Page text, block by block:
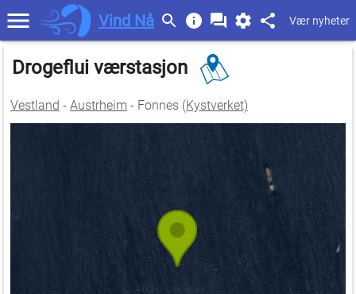
Vind Nå Vær nyheter
Drogeflui værstasjon
Vestland - Austrheim - Fonnes (Kystverket)